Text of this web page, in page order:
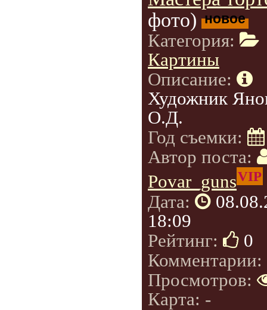
фото) новое
Категория:
Картины
Описание:
Художник
О.Д.
Год съемки:
Автор поста:
Povar_gunsVIP
Дата:
18:09
Рейтинг:
0
Комментарии:
Просмотров:
Карта: -